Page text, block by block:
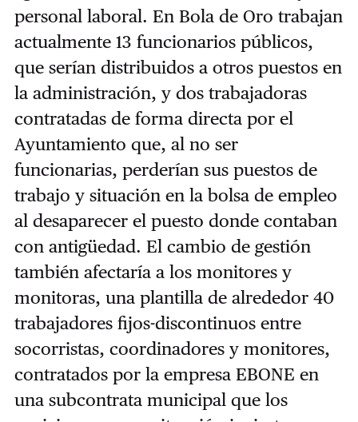
personal laboral. En Bola de Oro trabajan
actualmente 13 funcionarios públicos,
que serían distribuidos a otros puestos en
la administración, y dos trabajadoras
contratadas de forma directa por el
Ayuntamiento que, al no ser
funcionarias, perderían sus puestos de
trabajo y situación en la bolsa de empleo
al desaparecer el puesto donde contaban
con antigüedad. El cambio de gestión
también afectaría a los monitores y
monitoras, una plantilla de alrededor 40
trabajadores fijos-discontinuos entre
socorristas, coordinadores y monitores,
contratados por la empresa EBONE en
una subcontrata municipal que los